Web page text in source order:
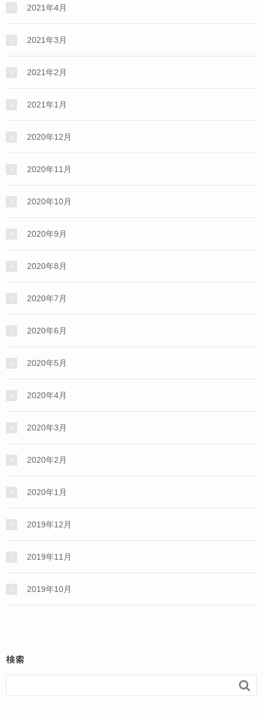
2021年4月
2021年3月
2021年2月
2021年1月
2020年12月
2020年11月
2020年10月
2020年9月
2020年8月
2020年7月
2020年6月
2020年5月
2020年4月
2020年3月
2020年2月
2020年1月
2019年12月
2019年11月
2019年10月
検索
